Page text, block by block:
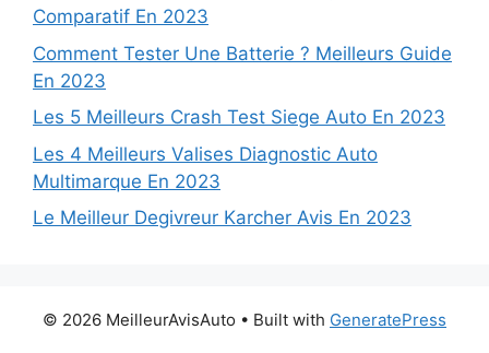
Comparatif En 2023
Comment Tester Une Batterie ? Meilleurs Guide
En 2023
Les 5 Meilleurs Crash Test Siege Auto En 2023
Les 4 Meilleurs Valises Diagnostic Auto
Multimarque En 2023
Le Meilleur Degivreur Karcher Avis En 2023
© 2026 MeilleurAvisAuto • Built with GeneratePress